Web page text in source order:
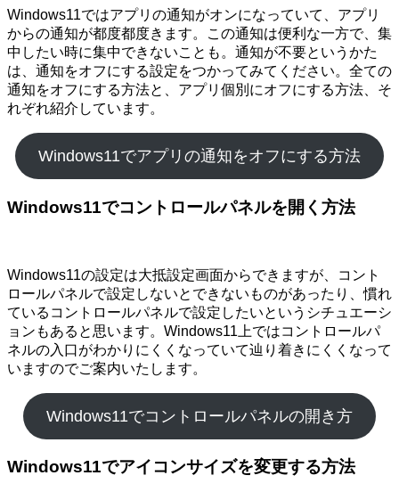
Windows11ではアプリの通知がオンになっていて、アプリ
からの通知が都度都度きます。この通知は便利な一方で、集
中したい時に集中できないことも。通知が不要というかた
は、通知をオフにする設定をつかってみてください。全ての
通知をオフにする方法と、アプリ個別にオフにする方法、そ
れぞれ紹介しています。
Windows11でアプリの通知をオフにする方法
Windows11でコントロールパネルを開く方法
Windows11の設定は大抵設定画面からできますが、コント
ロールパネルで設定しないとできないものがあったり、慣れ
ているコントロールパネルで設定したいというシチュエーシ
ョンもあると思います。Windows11上ではコントロールパ
ネルの入口がわかりにくくなっていて辿り着きにくくなって
いますのでご案内いたします。
Windows11でコントロールパネルの開き方
Windows11でアイコンサイズを変更する方法